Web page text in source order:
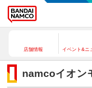
店舗情報 イベント&ニ
namcoイオン